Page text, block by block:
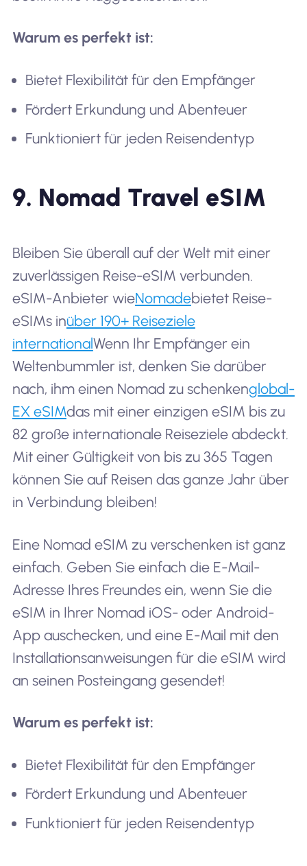
Warum es perfekt ist:
Bietet Flexibilität für den Empfänger
Fördert Erkundung und Abenteuer
Funktioniert für jeden Reisendentyp
9. Nomad Travel eSIM
Bleiben Sie überall auf der Welt mit einer
zuverlässigen Reise-eSIM verbunden.
eSIM-Anbieter wieNomadebietet Reise-
eSIMs inüber 190+ Reiseziele
internationalWenn Ihr Empfänger ein
Weltenbummler ist, denken Sie darüber
nach, ihm einen Nomad zu schenkenglobal-
EX eSIMdas mit einer einzigen eSIM bis zu
82 große internationale Reiseziele abdeckt.
Mit einer Gültigkeit von bis zu 365 Tagen
können Sie auf Reisen das ganze Jahr über
in Verbindung bleiben!
Eine Nomad eSIM zu verschenken ist ganz
einfach. Geben Sie einfach die E-Mail-
Adresse Ihres Freundes ein, wenn Sie die
eSIM in Ihrer Nomad iOS- oder Android-
App auschecken, und eine E-Mail mit den
Installationsanweisungen für die eSIM wird
an seinen Posteingang gesendet!
Warum es perfekt ist:
Bietet Flexibilität für den Empfänger
Fördert Erkundung und Abenteuer
Funktioniert für jeden Reisendentyp